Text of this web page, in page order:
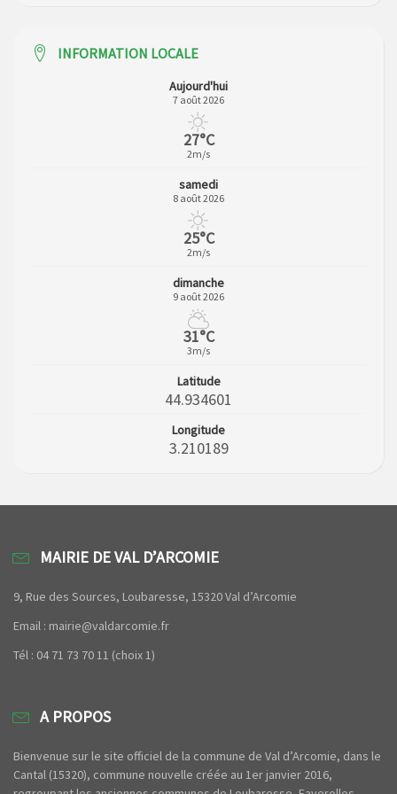
INFORMATION LOCALE
Aujourd'hui
7 août 2026
27°C
2m/s
samedi
8 août 2026
25°C
2m/s
dimanche
9 août 2026
31°C
3m/s
Latitude
44.934601
Longitude
3.210189
MAIRIE DE VAL D’ARCOMIE
9, Rue des Sources, Loubaresse, 15320 Val d’Arcomie
Email : mairie@valdarcomie.fr
Tél : 04 71 73 70 11 (choix 1)
A PROPOS
Bienvenue sur le site officiel de la commune de Val d’Arcomie, dans le
Cantal (15320), commune nouvelle créée au 1er janvier 2016,